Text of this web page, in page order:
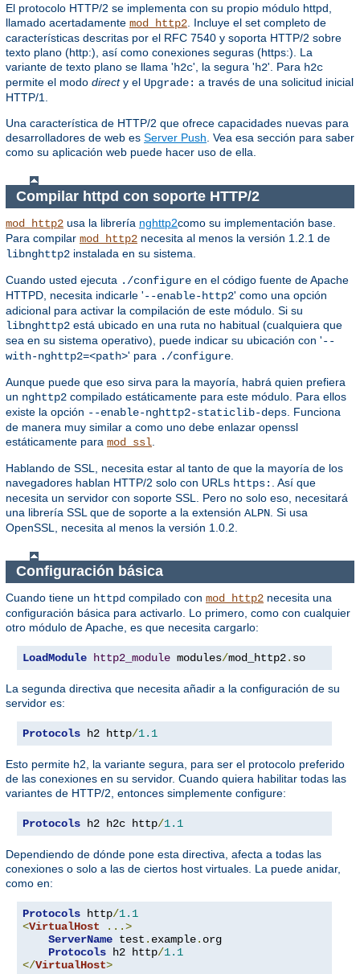
El protocolo HTTP/2 se implementa con su propio módulo httpd,
llamado acertadamente mod_http2. Incluye el set completo de
características descritas por el RFC 7540 y soporta HTTP/2 sobre
texto plano (http:), así como conexiones seguras (https:). La
variante de texto plano se llama 'h2c', la segura 'h2'. Para h2c
permite el modo directy el Upgrade: a través de una solicitud inicial
HTTP/1.
Una característica de HTTP/2 que ofrece capacidades nuevas para
desarrolladores de web es Server Push. Vea esa sección para saber
como su aplicación web puede hacer uso de ella.
Compilar httpd con soporte HTTP/2
mod_http2 usa la librería nghttp2como su implementación base.
Para compilar mod_http2 necesita al menos la versión 1.2.1 de
libnghttp2 instalada en su sistema.
Cuando usted ejecuta ./configure en el código fuente de Apache
HTTPD, necesita indicarle '--enable-http2' como una opción
adicional para activar la compilación de este módulo. Si su
libnghttp2 está ubicado en una ruta no habitual (cualquiera que
sea en su sistema operativo), puede indicar su ubicación con '--
with-nghttp2=<path>' para ./configure
Aunque puede que eso sirva para la mayoría, habrá quien prefiera
un nghttp2 compilado estáticamente para este módulo. Para ellos
existe la opción --enable-nghttp2-staticlib-deps . Funciona
de manera muy similar a como uno debe enlazar openssl
estáticamente para mod_ssl
Hablando de SSL, necesita estar al tanto de que la mayoría de los
navegadores hablan HTTP/2 solo con URLs https:
. Así que
necesita un servidor con soporte SSL. Pero no solo eso, necesitará
una librería SSL que de soporte a la extensión ALPN . Si usa
OpenSSL, necesita al menos la versión 1.0.2.
Configuración básica
Cuando tiene un httpd compilado con mod_http2 necesita una
configuración básica para activarlo. Lo primero, como con cualquier
otro módulo de Apache, es que necesita cargarlo:
LoadModule http2_module modules/mod_http2. so
La segunda directiva que necesita añadir a la configuración de su
servidor es:
Protocols h2 http/1.1
Esto permite h2, la variante segura, para ser el protocolo preferido
de las conexiones en su servidor. Cuando quiera habilitar todas las
variantes de HTTP/2, entonces simplemente configure:
Protocols h2 h2c http/1.1
Dependiendo de dónde pone esta directiva, afecta a todas las
conexiones o solo a las de ciertos host virtuales. La puede anidar,
como en:
Protocols http/1.1
<VirtualHost
...>
ServerName test . example. org
Protocols h2 http/1.1
</VirtualHost>